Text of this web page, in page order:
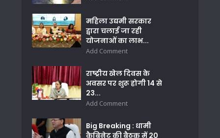
महिला उद्यमी सरकार
द्वारा चलाई जा रही
योजनाओं का लाभ...
Add Comment
राष्ट्रीय खेल दिवस के
अवसर पर शुरू होगी 14 से
23...
Add Comment
Big Breaking : धामी
कैबिनेट की बैठक में 20